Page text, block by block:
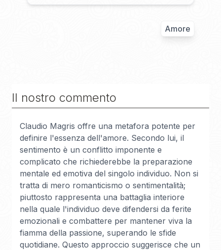
Amore
Il nostro commento
Claudio Magris offre una metafora potente per
definire l'essenza dell'amore. Secondo lui, il
sentimento è un conflitto imponente e
complicato che richiederebbe la preparazione
mentale ed emotiva del singolo individuo. Non si
tratta di mero romanticismo o sentimentalità;
piuttosto rappresenta una battaglia interiore
nella quale l'individuo deve difendersi da ferite
emozionali e combattere per mantener viva la
fiamma della passione, superando le sfide
quotidiane. Questo approccio suggerisce che un